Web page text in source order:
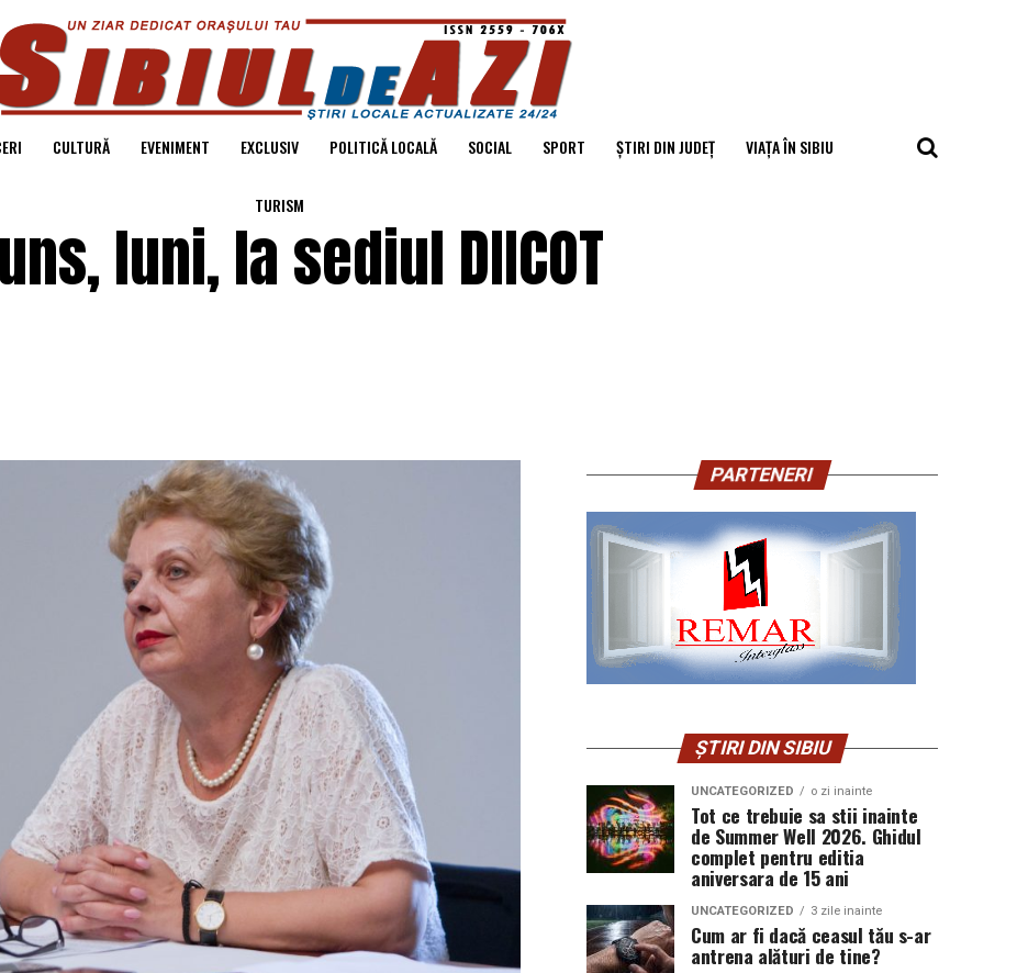
CULTURĂ EVENIMENT EXCLUSIV POLITICĂ LOCALĂ SOCIAL SPORT ȘTIRI DIN JUDEȚ VIAȚA ÎN SIBIU
TURISM
luni, la sediul DIICOT
PARTENERI
ȘTIRI DIN SIBIU
UNCATEGORIZED o zi inainte
Tot ce trebuie sa stii inainte
de Summer Well 2026. Ghidul
complet pentru editia
aniversara de 15 ani
UNCATEGORIZED 3 zile inainte
Cum ar fi dacă ceasul tău s-ar
antrena alături de tine?